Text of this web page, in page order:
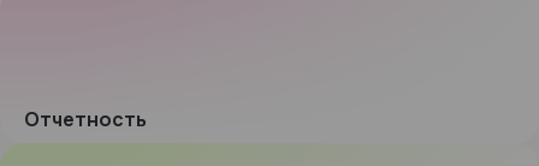
Отчетность